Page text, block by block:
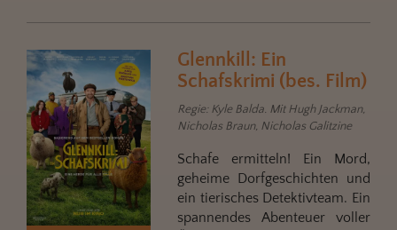
Glennkill: Ein
Schafskrimi (bes. Film)
Regie: Kyle Balda. Mit Hugh Jackman,
Nicholas Braun, Nicholas Galitzine
Schafe ermitteln! Ein Mord,
geheime Dorfgeschichten und
ein tierisches Detektivteam. Ein
spannendes Abenteuer voller